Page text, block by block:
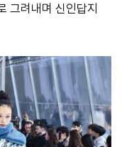
그려내며 신인답지